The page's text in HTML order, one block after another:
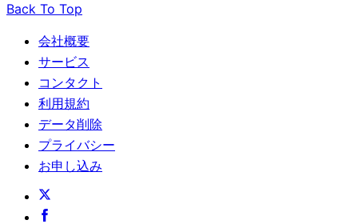
Back To Top
会社概要
サービス
コンタクト
利用規約
データ削除
プライバシー
お申し込み